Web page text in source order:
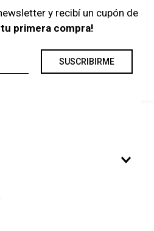
y recibí un cupón de
tu primera compra!
SUSCRIBIRME